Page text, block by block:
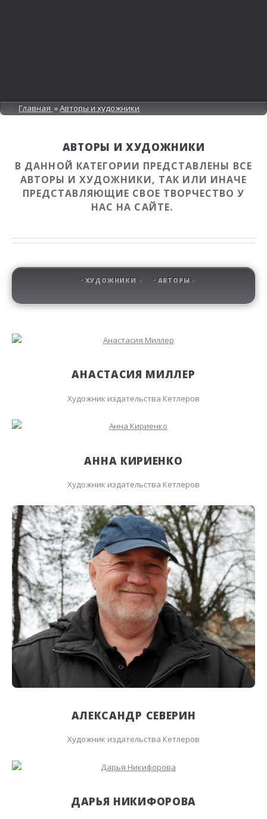
Главная Авторы и художники
АВТОРЫ И ХУДОЖНИКИ
В ДАННОЙ КАТЕГОРИИ ПРЕДСТАВЛЕНЫ ВСЕ
АВТОРЫ И ХУДОЖНИКИ, ТАК ИЛИ ИНАЧЕ
ПРЕДСТАВЛЯЮЩИЕ СВОЕ ТВОРЧЕСТВО У
НАС НА САЙТЕ.
ХУДОЖНИКИ АВТОРЫ
АНАСТАСИЯ МИЛЛЕР
Художник издательства Кетлеров
АННА КИРИЕНКО
Художник издательства Кетлеров
АЛЕКСАНДР СЕВЕРИН
Художник издательства Кетлеров
ДАРЬЯ НИКИФОРОВА